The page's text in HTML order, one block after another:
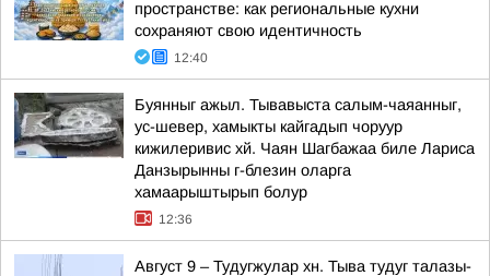
пространстве: как региональные кухни
сохраняют свою идентичность
12:40
Буянныг ажыл. Тывавыста салым-чаяанныг,
ус-шевер, хамыкты кайгадып чоруур
кижилеривис хй. Чаян Шагбажаа биле Лариса
Данзырынны г-блезин оларга
хамаарыштырып болур
12:36
Август 9 – Тудугжулар хн. Тыва тудуг талазы-